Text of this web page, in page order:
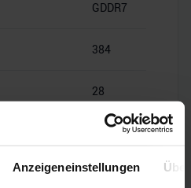
Anzeigeneinstellungen
GDDR7
384
28
Gbps